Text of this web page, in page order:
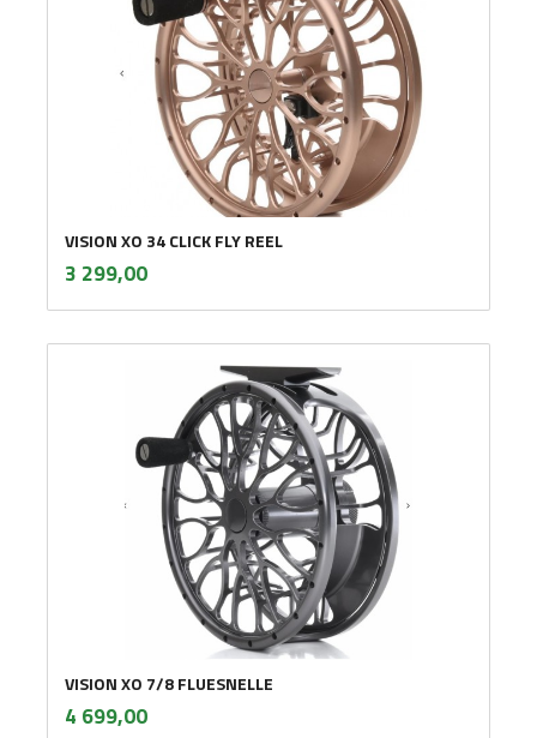
VISION XO 34 CLICK FLY REEL
Pris
3 299,00mva.
VISION XO 7/8 FLUESNELLE
Pris
4 699,00mva.